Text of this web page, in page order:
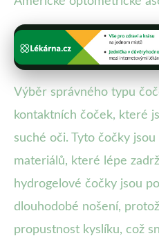
Výběr správného typu
kontaktních čoček, které
suché oči. Tyto čočky
materiálů, které lépe
hydrogelové čočky jsou
dlouhodobé nošení,
propustnost kyslíku, což